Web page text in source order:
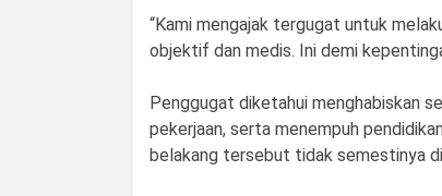
“Kami mengajak tergugat untuk
objektif dan medis. Ini demi
Penggugat diketahui menghabiskan
pekerjaan, serta menempuh
belakang tersebut tidak semestinya